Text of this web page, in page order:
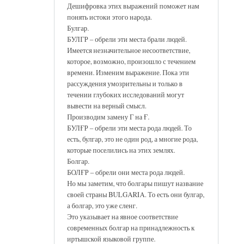
Дешифровка этих выражений поможет нам
понять истоки этого народа.
Булгар.
БУЛГР – обрели эти места брали людей.
Имеется незначительное несоответствие,
которое, возможно, произошло с течением
времени. Изменим выражение. Пока эти
рассуждения умозрительны и только в
течении глубоких исследований могут
вывести на верный смысл.
Производим замену Г на Ғ.
БУЛҒР – обрели эти места рода людей. То
есть, булгар, это не один род, а многие рода,
которые поселились на этих землях.
Болгар.
БОЛҒР – обрели они места рода людей.
Но мы заметим, что болгары пишут название
своей страны BULGARIA. То есть они булгар,
а болгар, это уже сленг.
Это указывает на явное соответствие
современных болгар на принадлежность к
иртышской языковой группе.